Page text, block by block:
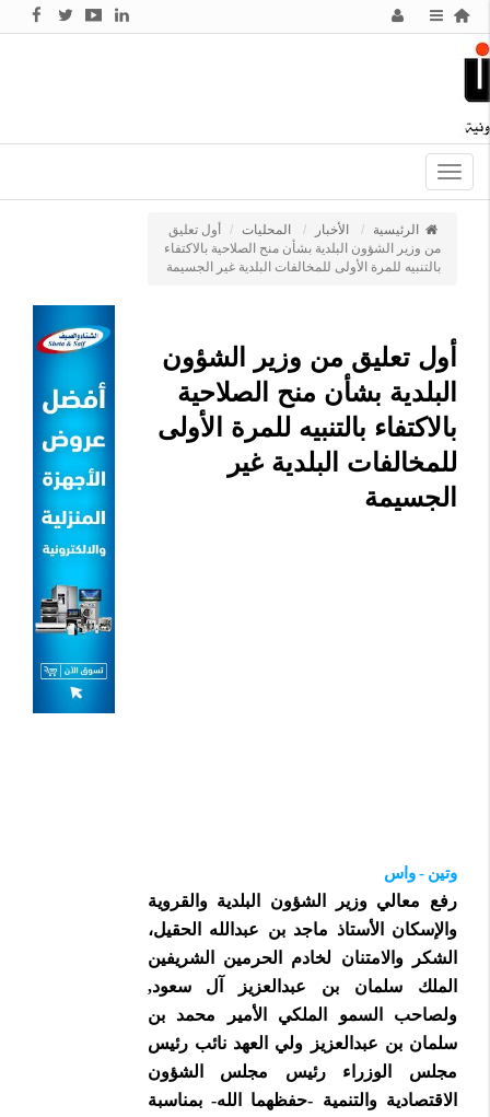
Toggle
navigation
الرئيسية الأخبار المحليات
أول تعليق
من وزير الشؤون البلدية بشأن منح الصلاحية بالاكتفاء
بالتنبيه للمرة الأولى للمخالفات البلدية غير الجسيمة
أول تعليق من وزير الشؤون
البلدية بشأن منح الصلاحية
بالاكتفاء بالتنبيه للمرة الأولى
للمخالفات البلدية غير
الجسيمة
وتين - واس
رفع معالي وزير الشؤون البلدية والقروية
والإسكان الأستاذ ماجد بن عبدالله الحقيل،
الشكر والامتنان لخادم الحرمين الشريفين
الملك سلمان بن عبدالعزيز آل سعود,
ولصاحب السمو الملكي الأمير محمد بن
سلمان بن عبدالعزيز ولي العهد نائب رئيس
مجلس الوزراء رئيس مجلس الشؤون
الاقتصادية والتنمية -حفظهما الله- بمناسبة